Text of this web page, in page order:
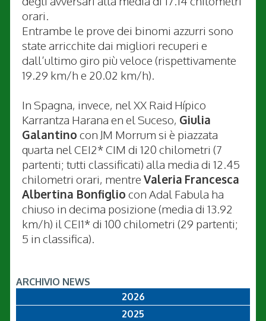
orari.
Entrambe le prove dei binomi azzurri sono
state arricchite dai migliori recuperi e
dall’ultimo giro più veloce (rispettivamente
19.29 km/h e 20.02 km/h).
In Spagna, invece, nel XX Raid Hípico
Karrantza Harana en el Suceso, Giulia
Galantino con JM Morrum si è piazzata
quarta nel CEI2* CIM di 120 chilometri (7
partenti; tutti classificati) alla media di 12.45
chilometri orari, mentre Valeria Francesca
Albertina Bonfiglio con Adal Fabula ha
chiuso in decima posizione (media di 13.92
km/h) il CEI1* di 100 chilometri (29 partenti;
5 in classifica).
ARCHIVIO NEWS
2026
2025